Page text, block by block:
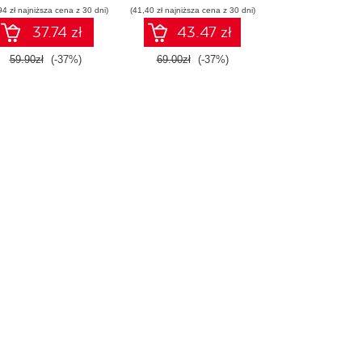
zł najniższa cena z 30 dni)
37.74 zł
59.90zł (-37%)
(41,40 zł najniższa cena z 30 dni)
43.47 zł
69.00zł (-37%)